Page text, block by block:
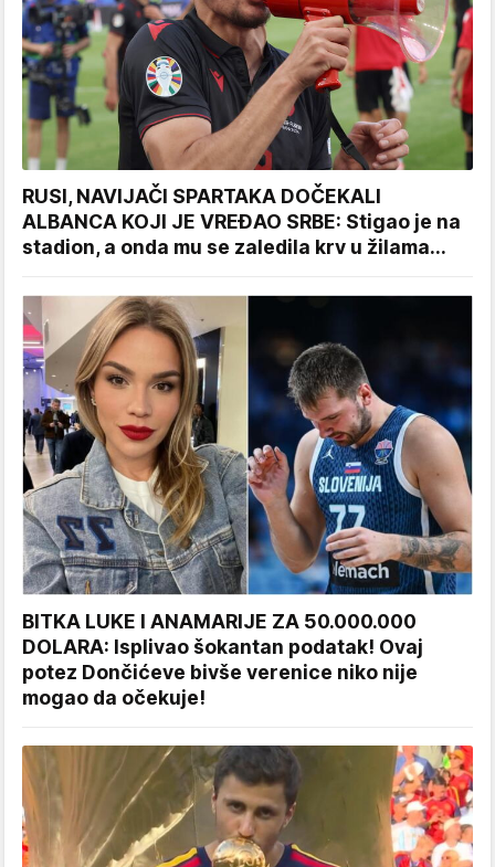
RUSI, NAVIJAČI SPARTAKA DOČEKALI
ALBANCA KOJI JE VREĐAO SRBE: Stigao je na
stadion, a onda mu se zaledila krv u žilama...
BITKA LUKE I ANAMARIJE ZA 50.000.000
DOLARA: Isplivao šokantan podatak! Ovaj
potez Dončićeve bivše verenice niko nije
mogao da očekuje!